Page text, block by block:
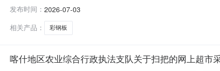
金额（元）:项目所在行政区划编码:653199项目所在行
发布时间： 2026-07-03
相关产品：
彩钢板
喀什地区农业综合行政执法支队关于扫把的网上超市